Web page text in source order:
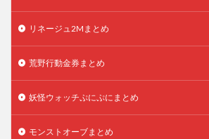
リネージュ2Mまとめ
荒野行動金券まとめ
妖怪ウォッチぷにぷにまとめ
モンストオーブまとめ